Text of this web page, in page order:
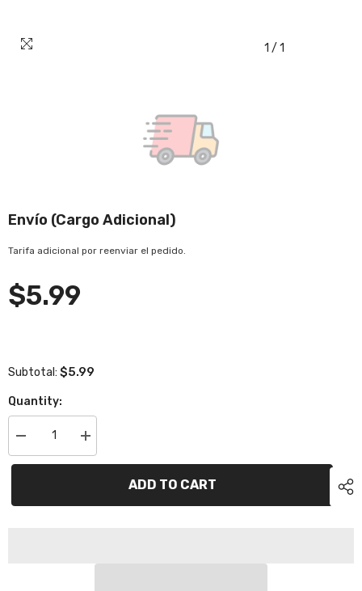
1 / 1
Envío (cargo Adicional)
Tarifa adicional por reenviar el pedido.
$5.99
Subtotal: $5.99
Quantity:
Decrease
quantity
for
Increase
quantity
for
ADD TO CART